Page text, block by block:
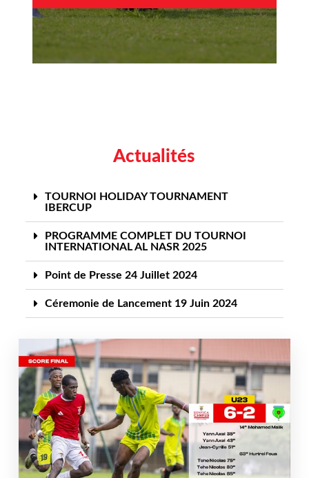
Actualités
TOURNOI HOLIDAY TOURNAMENT
IBERCUP
PROGRAMME COMPLET DU TOURNOI
INTERNATIONAL AL NASR 2025
Point de Presse 24 Juillet 2024
Céremonie de Lancement 19 Juin 2024